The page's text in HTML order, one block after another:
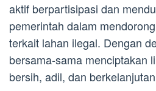
aktif berpartisipasi dan
pemerintah dalam
terkait lahan ilegal. Dengan
bersama-sama menciptakan
bersih, adil, dan